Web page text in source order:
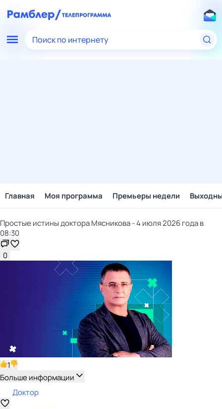
Поиск по интернету
Главная Моя программа Премьеры недели
Простые истины доктора Мясникова - 4 июля 2026 года в
08:30
0
1
Больше информации
Доктор